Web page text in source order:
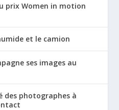
prix Women in motion
et le camion
ses images au
des photographes à